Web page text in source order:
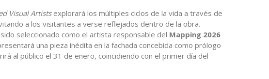
Visual Artistsexplorará los múltiples ciclos de la vida a través de
a los visitantes a verse reflejados dentro de la obra.
seleccionado como el artista responsable del Mapping 2026
una pieza inédita en la fachada concebida como prólogo
al público el 31 de enero, coincidiendo con el primer día del